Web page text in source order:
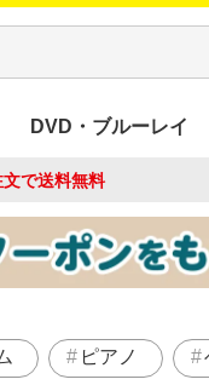
DVD・ブルーレイ
文で送料無料
ピアノ